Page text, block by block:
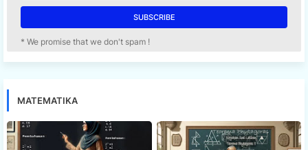
* We promise that we don't spam !
MATEMATIKA